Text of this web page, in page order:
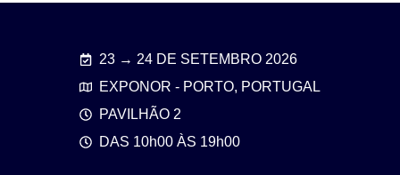
23 → 24 DE SETEMBRO 2026
EXPONOR - PORTO, PORTUGAL
PAVILHÃO 2
DAS 10h00 ÀS 19h00